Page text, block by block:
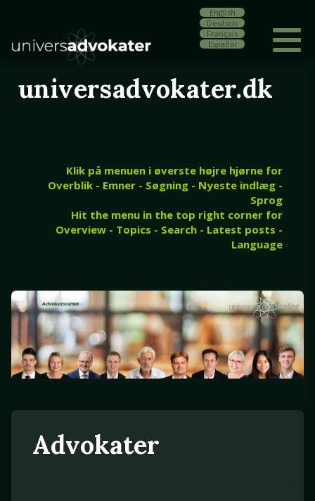
English
Deutsch
Français
Español
universadvokater.dk
Klik på menuen i øverste højre hjørne for
Overblik - Emner - Søgning - Nyeste indlæg -
Sprog
Hit the menu in the top right corner for
Overview - Topics - Search - Latest posts -
Language
Advokater